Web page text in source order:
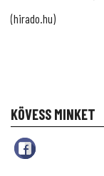
(hirado.hu)
KÖVESS MINKET